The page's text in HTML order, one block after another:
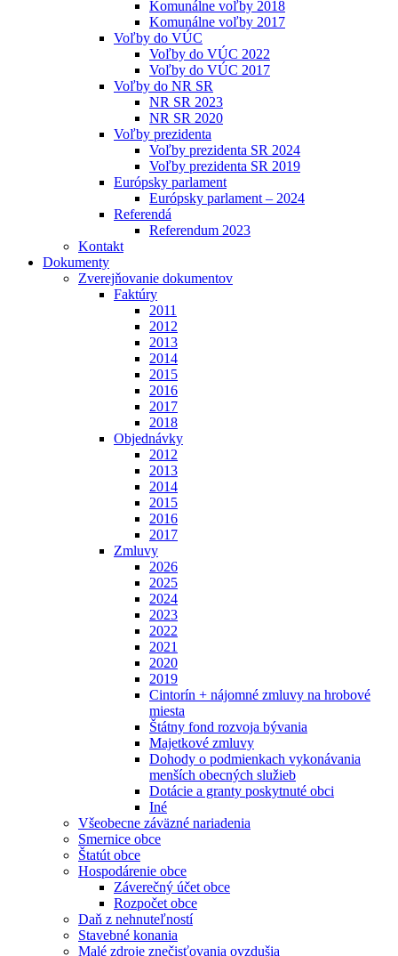
Komunálne voľby 2018
Komunálne voľby 2017
Voľby do VÚC
Voľby do VÚC 2022
Voľby do VÚC 2017
Voľby do NR SR
NR SR 2023
NR SR 2020
Voľby prezidenta
Voľby prezidenta SR 2024
Voľby prezidenta SR 2019
Európsky parlament
Európsky parlament – 2024
Referendá
Referendum 2023
Kontakt
Dokumenty
Zverejňovanie dokumentov
Faktúry
2011
2012
2013
2014
2015
2016
2017
2018
Objednávky
2012
2013
2014
2015
2016
2017
Zmluvy
2026
2025
2024
2023
2022
2021
2020
2019
Cintorín + nájomné zmluvy na hrobové
miesta
Štátny fond rozvoja bývania
Majetkové zmluvy
Dohody o podmienkach vykonávania
menších obecných služieb
Dotácie a granty poskytnuté obci
Iné
Všeobecne záväzné nariadenia
Smernice obce
Štatút obce
Hospodárenie obce
Záverečný účet obce
Rozpočet obce
Daň z nehnuteľností
Stavebné konania
Malé zdroje znečisťovania ovzdušia